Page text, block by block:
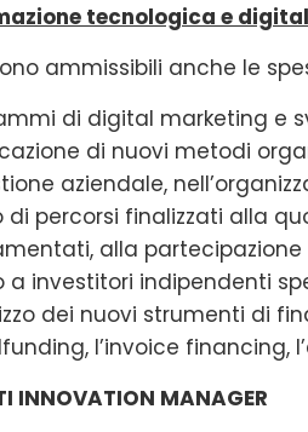
tecnologica e
ammissibili anche le
di digital marketing e
di nuovi metodi
aziendale,
di percorsi finalizzati alla
alla
a investitori indipendenti
dei nuovi strumenti di
l’invoice financing,
INNOVATION MANAGER